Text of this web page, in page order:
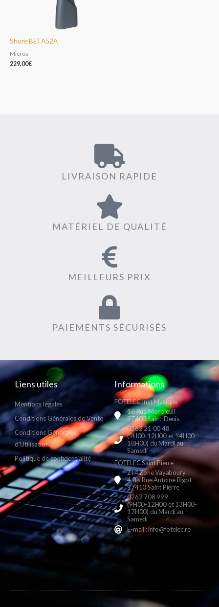
Shure BETA52A
Micros
229,00€
LIVRAISON RAPIDE
MATÉRIEL DE QUALITÉ
MEILLEURS PRIX
PAIEMENTS SÉCURISÉS
Liens utiles
Mentions légales
Conditions Générales de Vente
Conditions Générales
d'Utilisation
Politique de confidentialité
Informations
FOTELEC Inst Musique
16 Rue Montreuil
97400 Saint-Denis
0262 21 00 48
(9H00-12H00 et 14H00-
18H00) du Mardi au
Samedi
FOTELEC Saint Pierre
ZI 4 Zone Vayaboury
4 Bis Rue Antoine Bigot
97410 Saint Pierre
0262 708 999
(9H00-12H00 et 13H00-
17H00) du Mardi au
Samedi
E-mail : info@fotelec.re